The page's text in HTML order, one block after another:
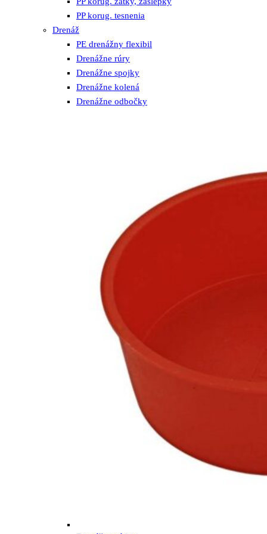
PP korug. tesnenia
Drenáž
PE drenážny flexibil
Drenážne rúry
Drenážne spojky
Drenážne kolená
Drenážne odbočky